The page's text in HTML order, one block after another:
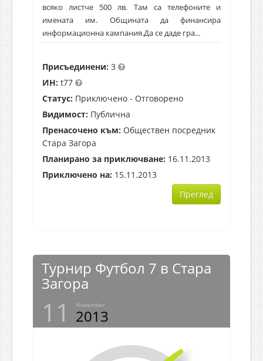
всяко листче 500 лв. Там са телефоните и
имената им. Общината да финансира
информационна кампания.Да се даде гра...
Присъединени: 3
ИН: t77
Статус: Приключено - Отговорено
Видимост: Публична
Пренасочено към: Обществен посредник
Стара Загора
Планирано за приключване: 16.11.2013
Приключено на: 15.11.2013
Преглед
Турнир Футбол 7 в Стара
Загора
11 November
2013